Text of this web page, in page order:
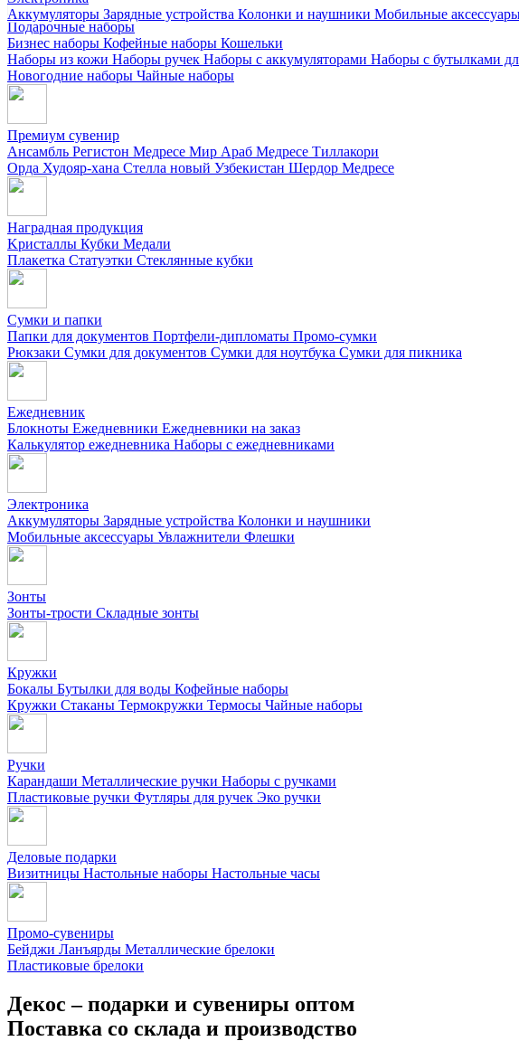
Аккумуляторы Зарядные устройства Колонки и наушники Мобильные
Подарочные наборы
Бизнес наборы Кофейные наборы Кошельки
Наборы из кожи Наборы ручек Наборы с аккумуляторами Наборы с бутылками
Новогодние наборы Чайные наборы
Премиум сувенир
Ансамбль Регистон Медресе Мир Араб Медресе Тиллакори
Орда Худояр-хана Стелла новый Узбекистан Шердор Медресе
Наградная продукция
Kристаллы Кубки Медали
Плакетка Статуэтки Стеклянные кубки
Сумки и папки
Папки для документов Портфели-дипломаты Промо-сумки
Рюкзаки Сумки для документов Сумки для ноутбука Сумки для пикника
Ежедневник
Блокноты Ежедневники Ежедневники на заказ
Калькулятор ежедневника Наборы с ежедневниками
Электроника
Аккумуляторы Зарядные устройства Колонки и наушники
Мобильные аксессуары Увлажнители Флешки
Зонты
Зонты-трости Складные зонты
Кружки
Бокалы Бутылки для воды Кофейные наборы
Кружки Стаканы Термокружки Термосы Чайные наборы
Ручки
Карандаши Металлические ручки Наборы с ручками
Пластиковые ручки Футляры для ручек Эко ручки
Деловые подарки
Визитницы Настольные наборы Настольные часы
Промо-сувениры
Бейджи Ланъярды Металлические брелоки
Пластиковые брелоки
Декос – подарки и сувениры оптом
Поставка со склада и производство